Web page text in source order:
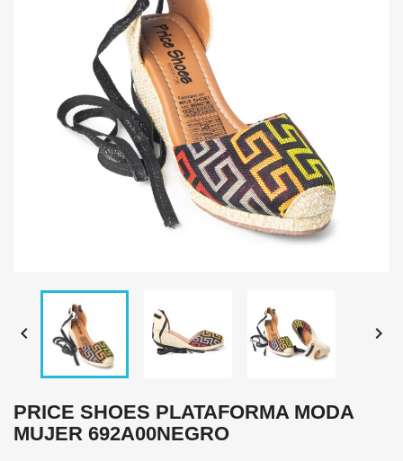
 
PRICE SHOES PLATAFORMA MODA
MUJER 692A00NEGRO